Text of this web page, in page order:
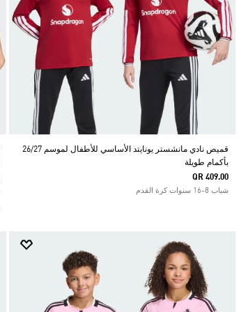
قميص نادي مانشستر يونايتد الأساسي للأطفال لموسم 26/27
بأكمام طويلة
QR 409.00
شباب 8-16 سنوات كرة القدم